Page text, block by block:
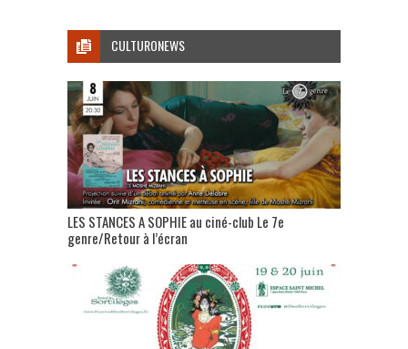
CULTURONEWS
LES STANCES A SOPHIE au ciné-club Le 7e
genre/Retour à l’écran